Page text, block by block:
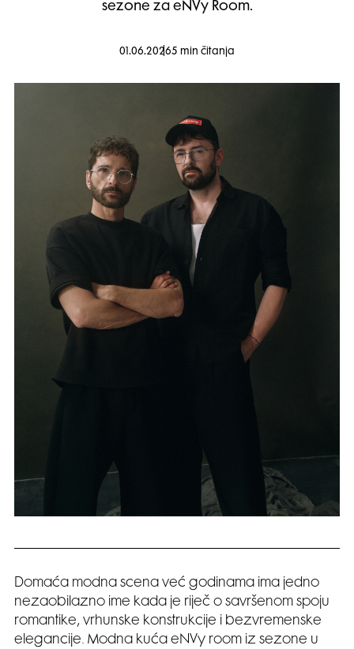
sezone za eNVy Room.
01.06.20265 min čitanja
Domaća modna scena već godinama ima jedno
nezaobilazno ime kada je riječ o savršenom spoju
romantike, vrhunske konstrukcije i bezvremenske
elegancije. Modna kuća eNVy room iz sezone u